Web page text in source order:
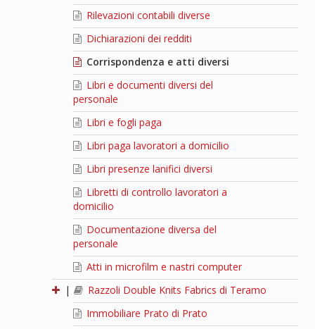
Rilevazioni contabili diverse
Dichiarazioni dei redditi
Corrispondenza e atti diversi
Libri e documenti diversi del
personale
Libri e fogli paga
Libri paga lavoratori a domicilio
Libri presenze lanifici diversi
Libretti di controllo lavoratori a
domicilio
Documentazione diversa del
personale
Atti in microfilm e nastri computer
|
Razzoli Double Knits Fabrics di Teramo
Immobiliare Prato di Prato